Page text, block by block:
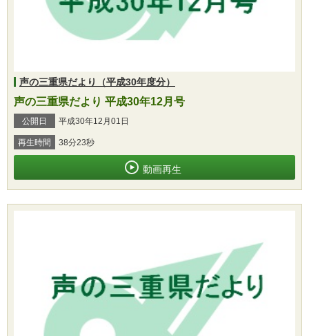
声の三重県だより（平成30年度分）
声の三重県だより 平成30年12月号
公開日 平成30年12月01日
再生時間 38分23秒
動画再生